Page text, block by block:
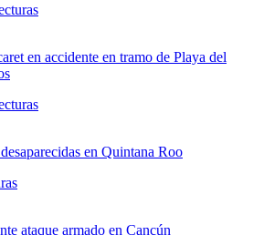
en accidente en tramo de Playa del
en Quintana Roo
ataque armado en Cancún